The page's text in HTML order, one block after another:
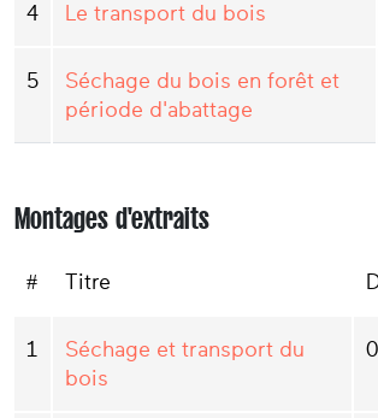
4 Le transport du bois
5
Séchage du bois en forêt et
période d'abattage
Montages d'extraits
# Titre
1
Séchage et transport du
bois